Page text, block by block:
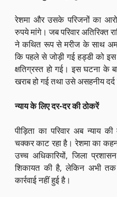
रेशमा और उसके परिजनों का
रुपये मांगे। जब परिवार अतिरिक्त
ने कथित रूप से मरीज के साथ
कि पहले से जोड़ी गई हड्डी को इस
क्षतिग्रस्त हो गई। इस घटना के
खराब हो गई तथा उसे असहनीय
न्याय के लिए दर-दर की ठोकरें
पीड़िता का परिवार अब न्याय
चक्कर काट रहा है। रेशमा का
उच्च अधिकारियों, जिला
शिकायत की है, लेकिन अभी तक
कार्रवाई नहीं हुई है।